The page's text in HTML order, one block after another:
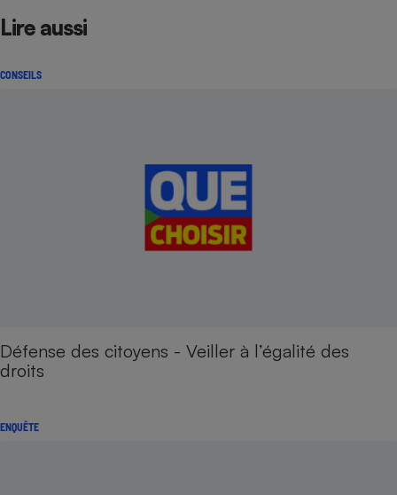
Lire aussi
CONSEILS
Défense des citoyens - Veiller à l’égalité des
droits
ENQUÊTE